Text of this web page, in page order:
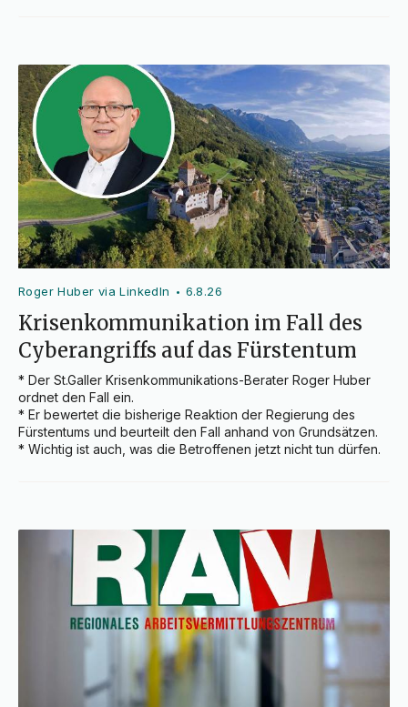
Roger Huber via LinkedIn • 6.8.26
Krisenkommunikation im Fall des
Cyberangriffs auf das Fürstentum
* Der St.Galler Krisenkommunikations-Berater Roger Huber
ordnet den Fall ein.
* Er bewertet die bisherige Reaktion der Regierung des
Fürstentums und beurteilt den Fall anhand von Grundsätzen.
* Wichtig ist auch, was die Betroffenen jetzt nicht tun dürfen.